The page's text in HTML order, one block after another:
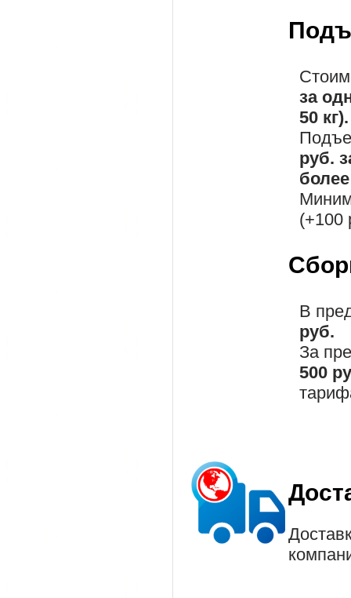
за
50 кг).
руб.
более
(+100
В
руб.
За
500